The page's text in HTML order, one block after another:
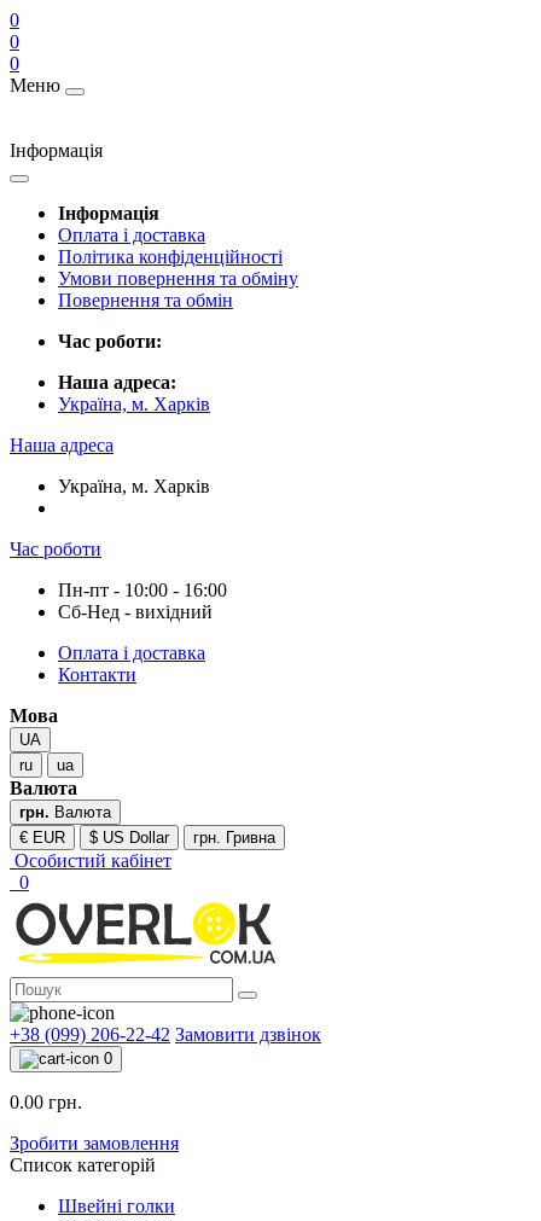
0
0
0
Меню
Інформація
Інформація
Оплата і доставка
Політика конфіденційності
Умови повернення та обміну
Повернення та обмін
Час роботи:
Наша адреса:
Україна, м. Харків
Наша адреса
Україна, м. Харків
Час роботи
Пн-пт - 10:00 - 16:00
Сб-Нед - вихідний
Оплата і доставка
Контакти
Мова
UA
ru
ua
Валюта
грн. Валюта
€ EUR
$ US Dollar грн. Гривна
Особистий кабінет
0
+38 (099) 206-22-42 Замовити дзвінок
0
0.00 грн.
Зробити замовлення
Список категорій
Швейні голки